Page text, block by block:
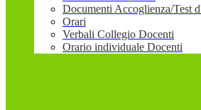
Documenti Accoglienza/Test
Orari
Verbali Collegio Docenti
Orario individuale Docenti